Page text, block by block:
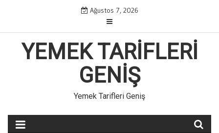
content
Ağustos 7, 2026
YEMEK TARIFLERI
GENIŞ
Yemek Tarifleri Geniş